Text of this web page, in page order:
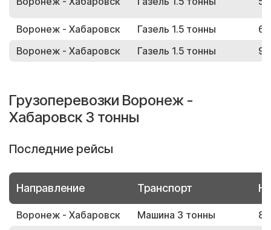
Воронеж - Хабаровск Газель 1.5 тонны
Воронеж - Хабаровск
Газель 1.5 тонны
Грузоперевозки Воронеж -
Хабаровск 3 тонны
Последние рейсы
Направление Транспорт
Воронеж - Хабаровск Машина 3 тонны